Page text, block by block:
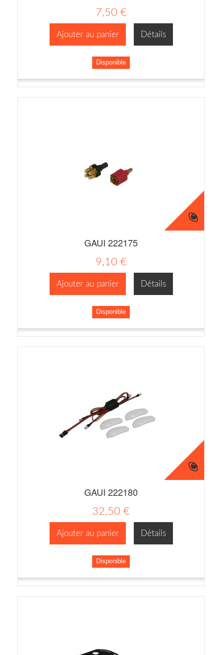
7,50 €
Ajouter au panier Détails
Disponible
GAUI 222175
9,10 €
Ajouter au panier Détails
Disponible
GAUI 222180
32,50 €
Ajouter au panier Détails
Disponible